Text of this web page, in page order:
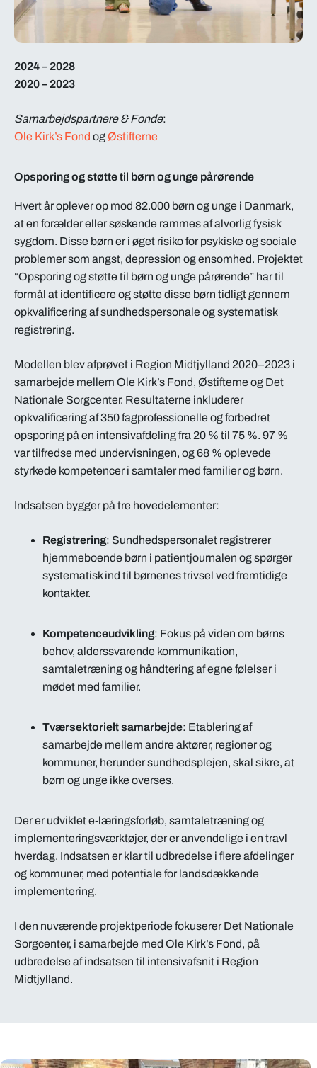
2024 – 2028
2020 – 2023
Samarbejdspartnere & Fonde:
Ole Kirk’s Fond ogØstifterne
Opsporing og støtte til børn og unge pårørende
Hvert år oplever op mod 82.000 børn og unge i Danmark,
at en forælder eller søskende rammes af alvorlig fysisk
sygdom. Disse børn er i øget risiko for psykiske og sociale
problemer som angst, depression og ensomhed. Projektet
“Opsporing og støtte til børn og unge pårørende” har til
formål at identificere og støtte disse børn tidligt gennem
opkvalificering af sundhedspersonale og systematisk
registrering.
Modellen blev afprøvet i Region Midtjylland 2020–2023 i
samarbejde mellem Ole Kirk’s Fond, Østifterne og Det
Nationale Sorgcenter. Resultaterne inkluderer
opkvalificering af 350 fagprofessionelle og forbedret
opsporing på en intensivafdeling fra 20 % til 75 %. 97 %
var tilfredse med undervisningen, og 68 % oplevede
styrkede kompetencer i samtaler med familier og børn.
Indsatsen bygger på tre hovedelementer:
Registrering: Sundhedspersonalet registrerer
hjemmeboende børn i patientjournalen og spørger
systematisk ind til børnenes trivsel ved fremtidige
kontakter.
Kompetenceudvikling: Fokus på viden om børns
behov, alderssvarende kommunikation,
samtaletræning og håndtering af egne følelser i
mødet med familier.
Tværsektorielt samarbejde: Etablering af
samarbejde mellem andre aktører, regioner og
kommuner, herunder sundhedsplejen, skal sikre, at
børn og unge ikke overses.
Der er udviklet e-læringsforløb, samtaletræning og
implementeringsværktøjer, der er anvendelige i en travl
hverdag. Indsatsen er klar til udbredelse i flere afdelinger
og kommuner, med potentiale for landsdækkende
implementering.
I den nuværende projektperiode fokuserer Det Nationale
Sorgcenter, i samarbejde med Ole Kirk’s Fond, på
udbredelse af indsatsen til intensivafsnit i Region
Midtjylland.